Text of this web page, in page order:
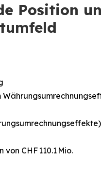
Position
CHF 110.1 Mio.